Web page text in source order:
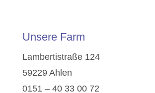
Unsere Farm
Lambertistraße 124
59229 Ahlen
0151 – 40 33 00 72